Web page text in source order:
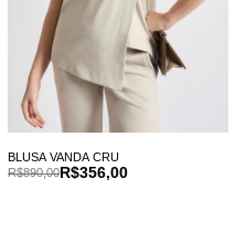
BLUSA VANDA CRU
R$356,00
R$890,00